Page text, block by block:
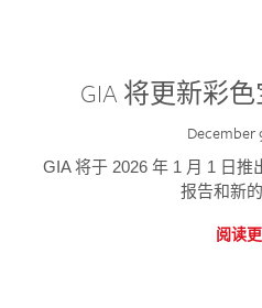
GIA 将更新彩
December
GIA 将于 2026 年 1 月 1 日
报告和新的
阅读